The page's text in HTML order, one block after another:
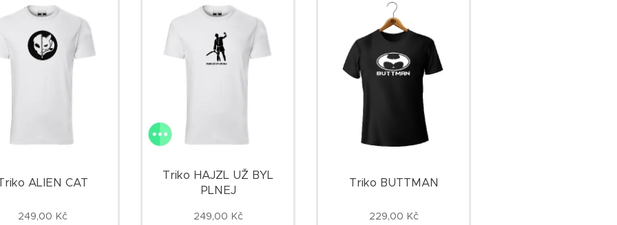
ALIEN CAT
249,00 Kč
Triko HAJZL UŽ BYL
PLNEJ
249,00 Kč
Triko BUTTMAN
229,00 Kč